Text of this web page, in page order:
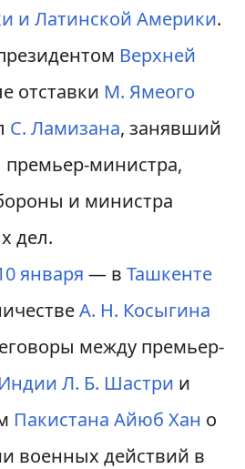
и Латинской Америки.
Верхней
отставки М. Ямеого
С. Ламизана, занявший
премьер-министра,
и министра
дел.
января — в Ташкенте
А. Н. Косыгина
между премьер-
Индии Л. Б. Шастри и
Пакистана Айюб Хан о
военных действий в